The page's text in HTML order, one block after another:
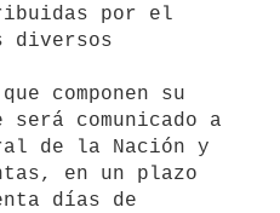
por el
diversos
componen su
comunicado a
de la Nación y
en un plazo
días de